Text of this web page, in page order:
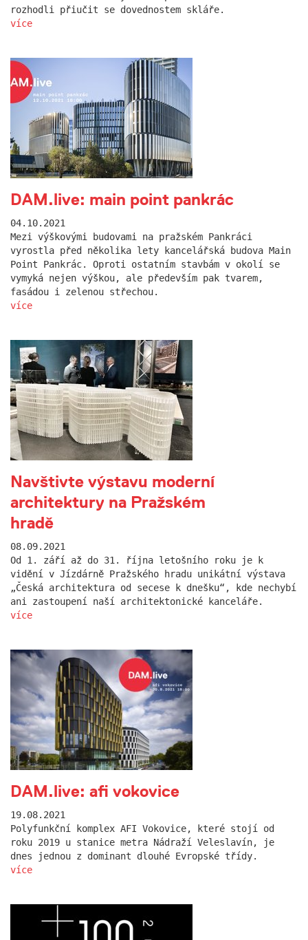
rozhodli přiučit se dovednostem skláře.
více
DAM.live: main point pankrác
04.10.2021
Mezi výškovými budovami na pražském Pankráci
vyrostla před několika lety kancelářská budova Main
Point Pankrác. Oproti ostatním stavbám v okolí se
vymyká nejen výškou, ale především pak tvarem,
fasádou i zelenou střechou.
více
Navštivte výstavu moderní
architektury na Pražském
hradě
08.09.2021
Od 1. září až do 31. října letošního roku je k
vidění v Jízdárně Pražského hradu unikátní výstava
„Česká architektura od secese k dnešku“, kde nechybí
ani zastoupení naší architektonické kanceláře.
více
DAM.live: afi vokovice
19.08.2021
Polyfunkční komplex AFI Vokovice, které stojí od
roku 2019 u stanice metra Nádraží Veleslavín, je
dnes jednou z dominant dlouhé Evropské třídy.
více